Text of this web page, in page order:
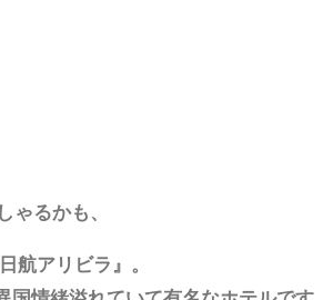
ゃるかも、
航アリビラ』。